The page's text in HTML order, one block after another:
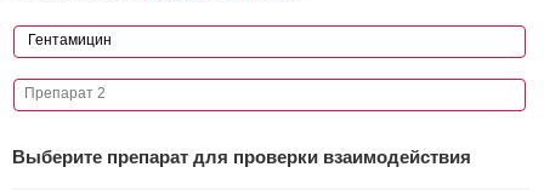
Выберите препарат для проверки взаимодействия